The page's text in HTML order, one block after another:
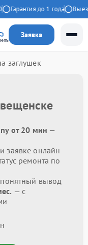
Гарантия до 1 года Выезд
Заявка
заглушек
от 20 мин —
заявке онлайн
ремонта по
вывод
— с